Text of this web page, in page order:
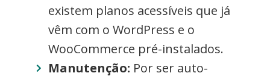
existem planos acessíveis que já
vêm com o WordPress e o
WooCommerce pré-instalados.
Manutenção: Por ser auto-